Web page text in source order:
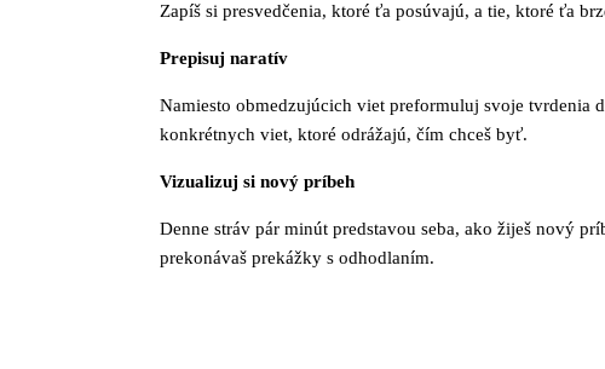
Zapíš si presvedčenia, ktoré ťa posúvajú, a tie, ktoré ťa
Prepisuj naratív
Namiesto obmedzujúcich viet preformuluj svoje tvrdenia
konkrétnych viet, ktoré odrážajú, čím chceš byť.
Vizualizuj si nový príbeh
Denne stráv pár minút predstavou seba, ako žiješ nový
prekonávaš prekážky s odhodlaním.